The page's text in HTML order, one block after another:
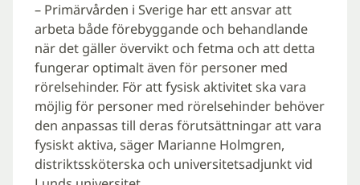
– Primärvården i Sverige har ett ansvar att
arbeta både förebyggande och behandlande
när det gäller övervikt och fetma och att detta
fungerar optimalt även för personer med
rörelsehinder. För att fysisk aktivitet ska vara
möjlig för personer med rörelsehinder behöver
den anpassas till deras förutsättningar att vara
fysiskt aktiva, säger Marianne Holmgren,
distriktssköterska och universitetsadjunkt vid